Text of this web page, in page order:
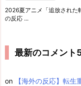
2026夏アニメ「追放された
の反応 ...
最新のコメント
on
【海外の反応】転